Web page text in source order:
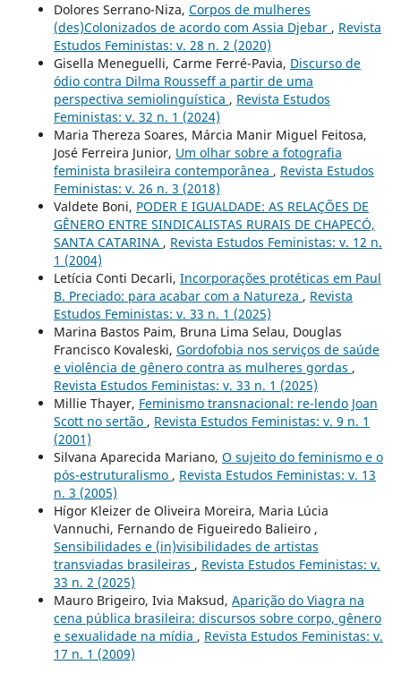
Dolores Serrano-Niza, Corpos de mulheres
(des)Colonizados de acordo com Assia Djebar , Revista
Estudos Feministas: v. 28 n. 2 (2020)
Gisella Meneguelli, Carme Ferré-Pavia, Discurso de
ódio contra Dilma Rousseff a partir de uma
perspectiva semiolinguística , Revista Estudos
Feministas: v. 32 n. 1 (2024)
Maria Thereza Soares, Márcia Manir Miguel Feitosa,
José Ferreira Junior, Um olhar sobre a fotografia
feminista brasileira contemporânea , Revista Estudos
Feministas: v. 26 n. 3 (2018)
Valdete Boni, PODER E IGUALDADE: AS RELAÇÕES DE
GÊNERO ENTRE SINDICALISTAS RURAIS DE CHAPECÓ,
SANTA CATARINA , Revista Estudos Feministas: v. 12 n.
1 (2004)
Letícia Conti Decarli, Incorporações protéticas em Paul
B. Preciado: para acabar com a Natureza , Revista
Estudos Feministas: v. 33 n. 1 (2025)
Marina Bastos Paim, Bruna Lima Selau, Douglas
Francisco Kovaleski, Gordofobia nos serviços de saúde
e violência de gênero contra as mulheres gordas ,
Revista Estudos Feministas: v. 33 n. 1 (2025)
Millie Thayer, Feminismo transnacional: re-lendo Joan
Scott no sertão , Revista Estudos Feministas: v. 9 n. 1
(2001)
Silvana Aparecida Mariano, O sujeito do feminismo e o
pós-estruturalismo , Revista Estudos Feministas: v. 13
n. 3 (2005)
Hígor Kleizer de Oliveira Moreira, Maria Lúcia
Vannuchi, Fernando de Figueiredo Balieiro ,
Sensibilidades e (in)visibilidades de artistas
transviadas brasileiras , Revista Estudos Feministas: v.
33 n. 2 (2025)
Mauro Brigeiro, Ivia Maksud, Aparição do Viagra na
cena pública brasileira: discursos sobre corpo, gênero
e sexualidade na mídia , Revista Estudos Feministas: v.
17 n. 1 (2009)